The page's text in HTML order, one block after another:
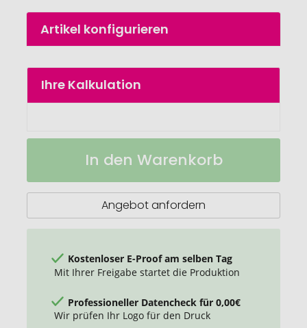
Bildgalerie
springenArtikel konfigurieren
Ihre Kalkulation
Spritzen-
Entsorgungsbehälter
Auf
In den Warenkorb
Angebot anfordern
Kostenloser E-Proof am selben Tag
Mit Ihrer Freigabe startet die Produktion
Professioneller Datencheck für 0,00€
Wir prüfen Ihr Logo für den Druck